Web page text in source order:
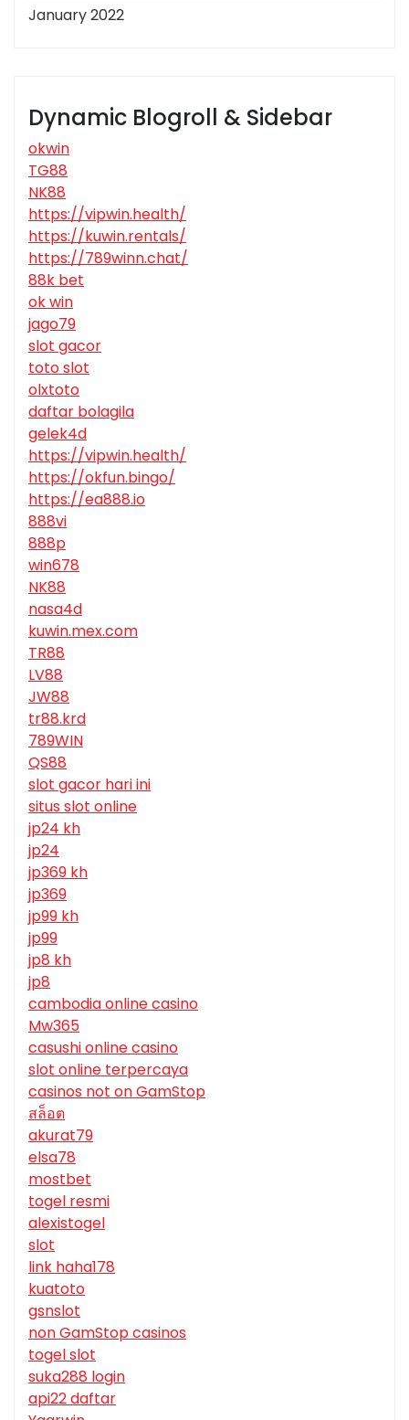
January 2022
Dynamic Blogroll & Sidebar
okwin
TG88
NK88
https://vipwin.health/
https://kuwin.rentals/
https://789winn.chat/
88k bet
ok win
jago79
slot gacor
toto slot
olxtoto
daftar bolagila
gelek4d
https://vipwin.health/
https://okfun.bingo/
https://ea888.io
888vi
888p
win678
NK88
nasa4d
kuwin.mex.com
TR88
LV88
JW88
tr88.krd
789WIN
QS88
slot gacor hari ini
situs slot online
jp24 kh
jp24
jp369 kh
jp369
jp99 kh
jp99
jp8 kh
jp8
cambodia online casino
Mw365
casushi online casino
slot online terpercaya
casinos not on GamStop
สล็อต
akurat79
elsa78
mostbet
togel resmi
alexistogel
slot
link haha178
kuatoto
gsnslot
non GamStop casinos
togel slot
suka288 login
api22 daftar